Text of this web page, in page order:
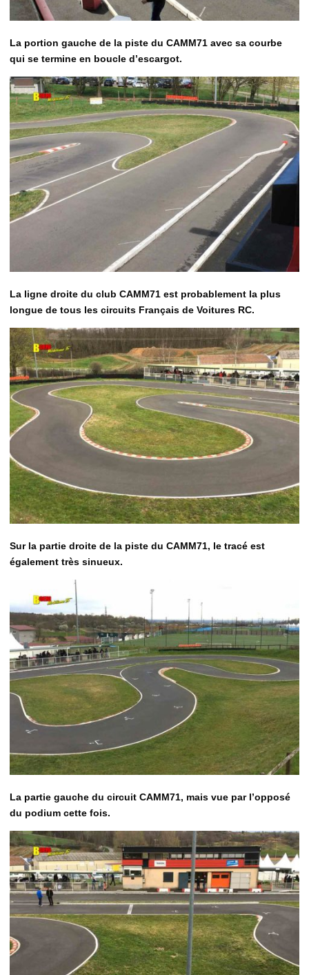
La portion gauche de la piste du CAMM71 avec sa courbe
qui se termine en boucle d’escargot.
La ligne droite du club CAMM71 est probablement la plus
longue de tous les circuits Français de Voitures RC.
Sur la partie droite de la piste du CAMM71, le tracé est
également très sinueux.
La partie gauche du circuit CAMM71, mais vue par l’opposé
du podium cette fois.